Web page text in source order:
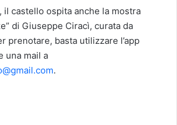
il castello ospita anche la mostra
di Giuseppe Ciracì, curata da
prenotare, basta utilizzare l’app
una mail a
.